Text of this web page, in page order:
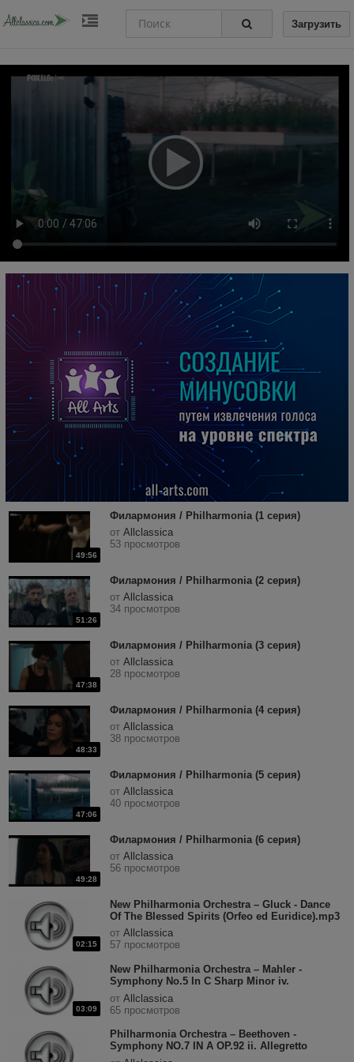
Загрузить
49:56
Филармония / Philharmonia (1 серия)
от Allclassica
53 просмотров
51:26
Филармония / Philharmonia (2 серия)
от Allclassica
34 просмотров
47:38
Филармония / Philharmonia (3 серия)
от Allclassica
28 просмотров
48:33
Филармония / Philharmonia (4 серия)
от Allclassica
38 просмотров
47:06
Филармония / Philharmonia (5 серия)
от Allclassica
40 просмотров
49:28
Филармония / Philharmonia (6 серия)
от Allclassica
56 просмотров
02:15
New Philharmonia Orchestra – Gluck - Dance
Of The Blessed Spirits (Orfeo ed Euridice).mp3
от Allclassica
57 просмотров
03:09
New Philharmonia Orchestra – Mahler -
Symphony No.5 In C Sharp Minor iv.
Adagietto.mp3
от Allclassica
65 просмотров
Philharmonia Orchestra – Beethoven -
Symphony NO.7 IN A OP.92 ii. Allegretto
(extract).mp3